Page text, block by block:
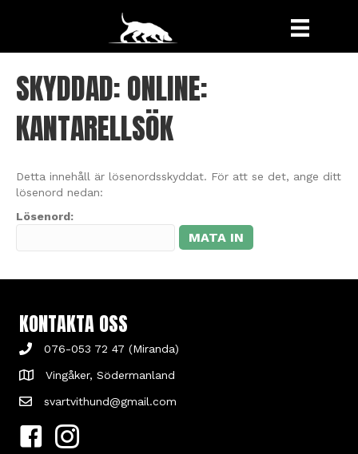
SKYDDAD: ONLINE:
KANTARELLSÖK
Detta innehåll är lösenordsskyddat. För att se det, ange ditt
lösenord nedan:
Lösenord:
KONTAKTA OSS
076-053 72 47 (Miranda)
Vingåker, Södermanland
svartvithund@gmail.com